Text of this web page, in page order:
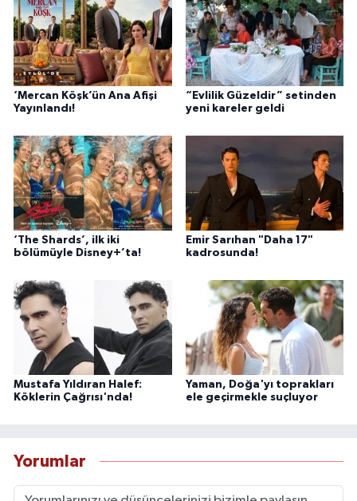
‘Mercan Köşk’ün Ana Afişi
Yayınlandı!
“Evlilik Güzeldir” setinden
yeni kareler geldi
‘The Shards’, ilk iki
bölümüyle Disney+’ta!
Emir Sarıhan "Daha 17"
kadrosunda!
Mustafa Yıldıran Halef:
Köklerin Çağrısı'nda!
Yaman, Doğa'yı toprakları
ele geçirmekle suçluyor
Yorumlar